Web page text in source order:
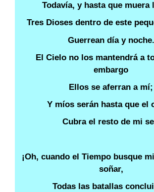
Todavía, y hasta que muera
Tres Dioses dentro de este
Guerrean día y noche.
El Cielo no los mantendrá a
embargo
Ellos se aferran a mí;
Y míos serán hasta que el
Cubra el resto de mi
¡Oh, cuando el Tiempo busque
soñar,
Todas las batallas